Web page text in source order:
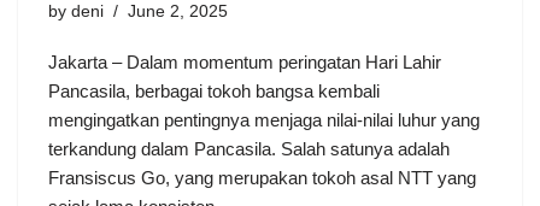
by deni June 2, 2025
Jakarta – Dalam momentum peringatan Hari Lahir
Pancasila, berbagai tokoh bangsa kembali
mengingatkan pentingnya menjaga nilai-nilai luhur yang
terkandung dalam Pancasila. Salah satunya adalah
Fransiscus Go, yang merupakan tokoh asal NTT yang